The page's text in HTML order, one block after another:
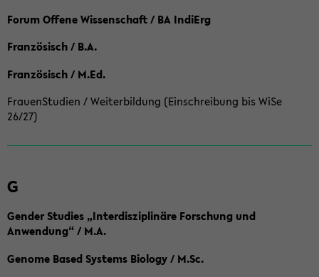
Forum Offene Wissenschaft / BA IndiErg
Französisch / B.A.
Französisch / M.Ed.
FrauenStudien / Weiterbildung (Einschreibung bis WiSe
26/27)
G
Gender Studies „Interdisziplinäre Forschung und
Anwendung“ / M.A.
Genome Based Systems Biology / M.Sc.